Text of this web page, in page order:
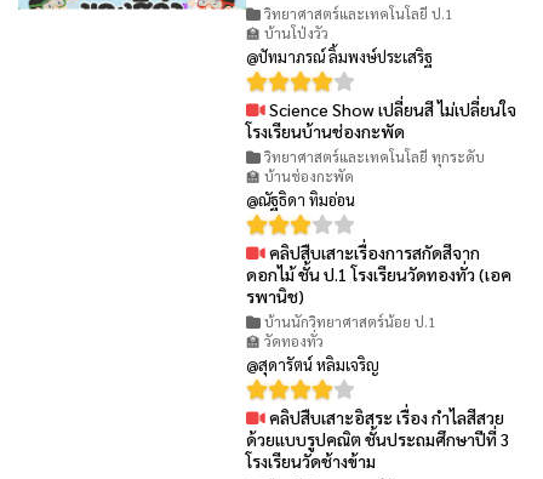
วิทยาศาสตร์และเทคโนโลยี ป.1
🏫 บ้านโป่งวัว
@ปัทมาภรณ์ ลิ้มพงษ์ประเสริฐ
Science Show เปลี่ยนสี ไม่เปลี่ยนใจ
โรงเรียนบ้านช่องกะพัด
วิทยาศาสตร์และเทคโนโลยี ทุกระดับ
🏫 บ้านช่องกะพัด
@ณัฐธิดา ทิมอ่อน
คลิปสืบเสาะเรื่องการสกัดสีจาก
ดอกไม้ ชั้น ป.1 โรงเรียนวัดทองทั่ว (เอค
รพานิช)
บ้านนักวิทยาศาสตร์น้อย ป.1
🏫 วัดทองทั่ว
@สุดารัตน์ หลิมเจริญ
คลิปสืบเสาะอิสระ เรื่อง กำไลสีสวย
ด้วยแบบรูปคณิต ชั้นประถมศึกษาปีที่ 3
โรงเรียนวัดช้างข้าม